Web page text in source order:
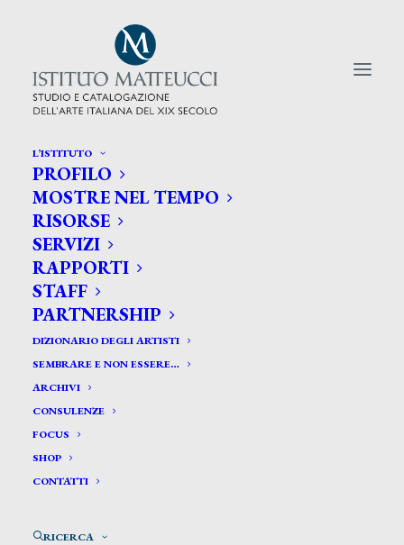
L’ISTITUTO
PROFILO
MOSTRE NEL TEMPO
RISORSE
SERVIZI
RAPPORTI
STAFF
PARTNERSHIP
DIZIONARIO DEGLI ARTISTI
SEMBRARE E NON ESSERE…
ARCHIVI
CONSULENZE
FOCUS
SHOP
CONTATTI
RICERCA
CERCA TRA GLI ARTISTI:
Search
for:
Dossola P.